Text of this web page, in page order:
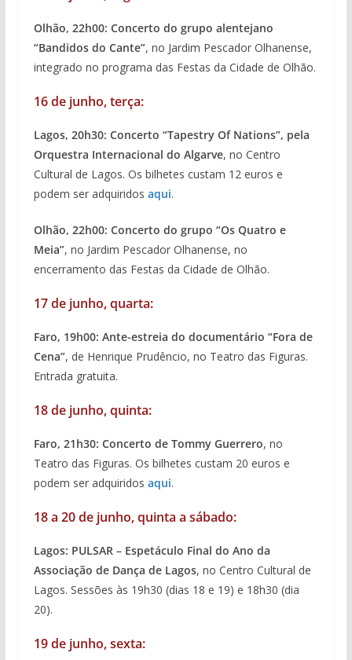
Olhão, 22h00: Concerto do grupo alentejano
“Bandidos do Cante”, no Jardim Pescador Olhanense,
integrado no programa das Festas da Cidade de Olhão.
16 de junho, terça:
Lagos, 20h30: Concerto “Tapestry Of Nations”, pela
Orquestra Internacional do Algarve, no Centro
Cultural de Lagos. Os bilhetes custam 12 euros e
podem ser adquiridos aqui.
Olhão, 22h00: Concerto do grupo “Os Quatro e
Meia”, no Jardim Pescador Olhanense, no
encerramento das Festas da Cidade de Olhão.
17 de junho, quarta:
Faro, 19h00: Ante-estreia do documentário “Fora de
Cena”, de Henrique Prudêncio, no Teatro das Figuras.
Entrada gratuita.
18 de junho, quinta:
Faro, 21h30: Concerto de Tommy Guerrero, no
Teatro das Figuras. Os bilhetes custam 20 euros e
podem ser adquiridos aqui.
18 a 20 de junho, quinta a sábado:
Lagos: PULSAR – Espetáculo Final do Ano da
Associação de Dança de Lagos, no Centro Cultural de
Lagos. Sessões às 19h30 (dias 18 e 19) e 18h30 (dia
20).
19 de junho, sexta: